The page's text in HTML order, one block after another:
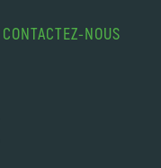
CONTACTEZ-NOUS